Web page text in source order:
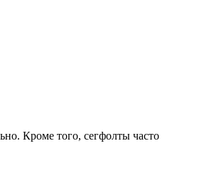
Кроме того, сегфолты часто